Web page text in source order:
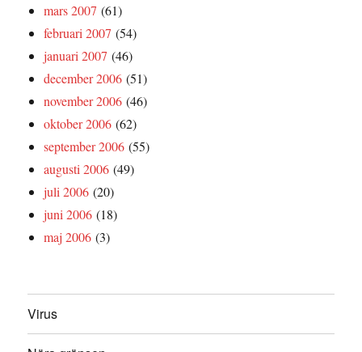
mars 2007 (61)
februari 2007 (54)
januari 2007 (46)
december 2006 (51)
november 2006 (46)
oktober 2006 (62)
september 2006 (55)
augusti 2006 (49)
juli 2006 (20)
juni 2006 (18)
maj 2006 (3)
Virus